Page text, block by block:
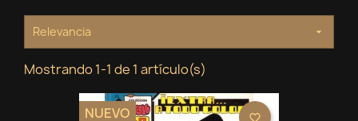
Relevancia 
Mostrando 1-1 de 1 artículo(s)
NUEVO favorite_border